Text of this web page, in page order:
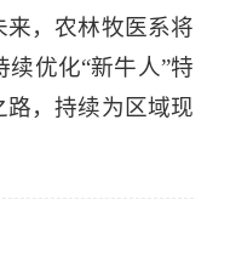
，农林牧医系将
优化“新牛人”特
，持续为区域现